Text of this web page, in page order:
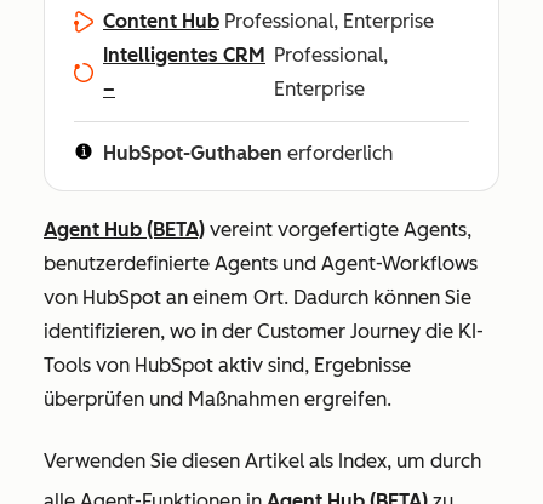
Content Hub Professional, Enterprise
Intelligentes CRM
–
Professional,
Enterprise
HubSpot-Guthaben erforderlich
Agent Hub (BETA) vereint vorgefertigte Agents,
benutzerdefinierte Agents und Agent-Workflows
von HubSpot an einem Ort. Dadurch können Sie
identifizieren, wo in der Customer Journey die KI-
Tools von HubSpot aktiv sind, Ergebnisse
überprüfen und Maßnahmen ergreifen.
Verwenden Sie diesen Artikel als Index, um durch